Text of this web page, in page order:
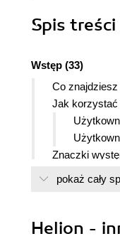
Spis treści
Wstęp (33)
Co
Jak
Znaczki
Instalacja
Instalacja
Przegląd
pokaż cały
Helion -